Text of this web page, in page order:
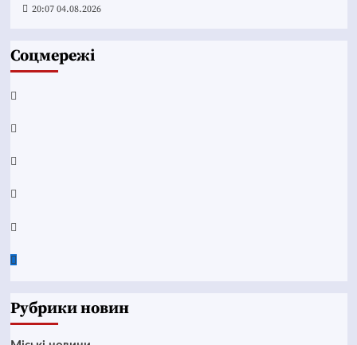
20:07 04.08.2026
Соцмережі
Facebook
YouTube
Telegram
Instagram
Twitter
Google
Рубрики новин